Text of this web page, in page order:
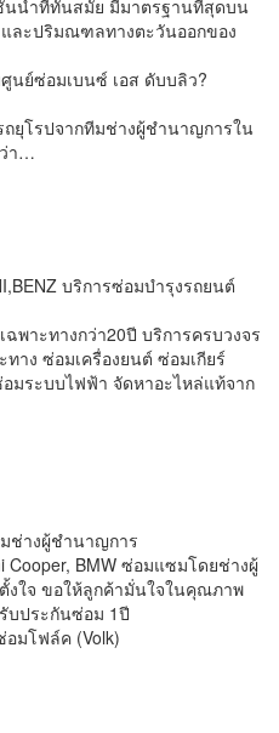
นนำที่ทันสมัย มีมาตรฐานที่สุดบน
ละปริมณฑลทางตะวันออกของ
นย์ซ่อมเบนซ์ เอส ดับบลิว?
ยุโรปจากทีมช่างผู้ชำนาญการใน
า…
บริการซ่อมบำรุงรถยนต์​
พาะทางกว่า20ปี​ บริการครบวงจร​
าง​ ซ่อมเครื่องยนต์​ ซ่อมเกียร์​
มระบบไฟฟ้า​ จัดหาอะไหล่แท้​จาก
ช่างผู้ชำนาญการ
BMW ซ่อมแซมโดยช่างผู้
งใจ ขอให้ลูกค้ามั่นใจในคุณภาพ
บประกันซ่อม 1ปี
มโฟล์ค (Volk)